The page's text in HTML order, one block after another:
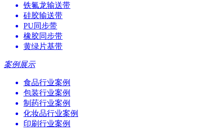
铁氟龙输送带
硅胶输送带
PU同步带
橡胶同步带
黄绿片基带
案例展示
食品行业案例
包装行业案例
制药行业案例
化妆品行业案例
印刷行业案例